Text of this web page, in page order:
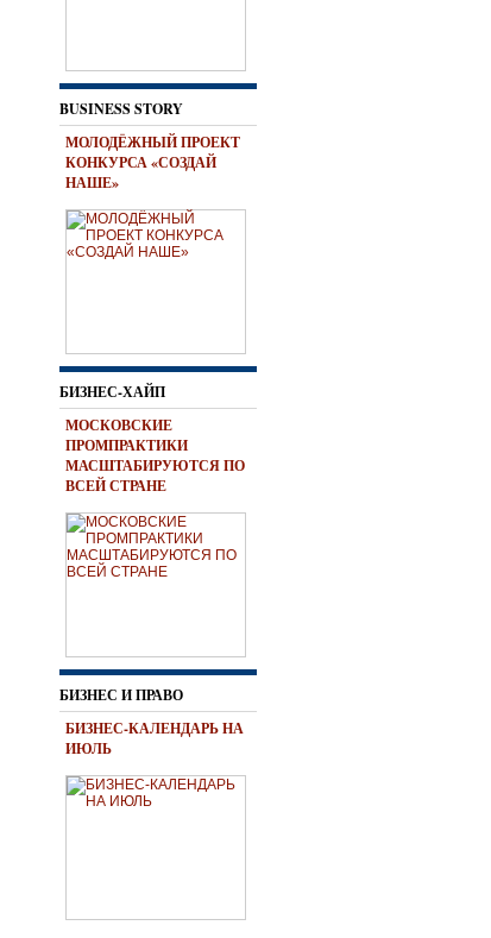
BUSINESS STORY
МОЛОДЁЖНЫЙ ПРОЕКТ
КОНКУРСА «СОЗДАЙ
НАШЕ»
БИЗНЕС-ХАЙП
МОСКОВСКИЕ
ПРОМПРАКТИКИ
МАСШТАБИРУЮТСЯ ПО
ВСЕЙ СТРАНЕ
БИЗНЕС И ПРАВО
БИЗНЕС-КАЛЕНДАРЬ НА
ИЮЛЬ